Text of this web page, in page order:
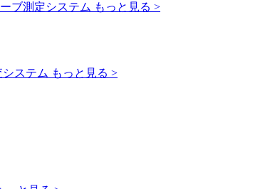
ブ測定システム もっと見る >
ステム もっと見る >